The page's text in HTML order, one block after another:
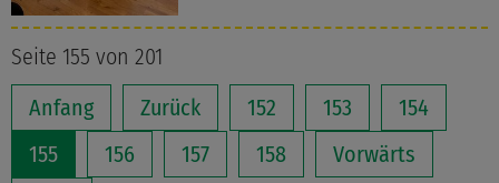
Seite 155 von 201
Anfang
Zurück 152 153
154
155
156 157 158
Vorwärts